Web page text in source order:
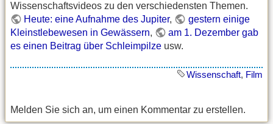
Wissenschaftsvideos zu den verschiedensten Themen.
Heute: eine Aufnahme des Jupiter,
gestern einige
Kleinstlebewesen in Gewässern,
am 1. Dezember gab
es einen Beitrag über Schleimpilze usw.
Wissenschaft, Film
Melden Sie sich an, um einen Kommentar zu erstellen.